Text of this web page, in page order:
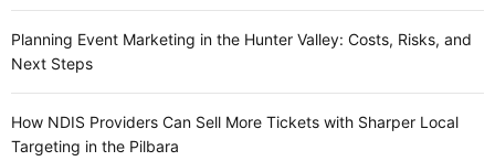
Planning Event Marketing in the Hunter Valley: Costs, Risks, and
Next Steps
How NDIS Providers Can Sell More Tickets with Sharper Local
Targeting in the Pilbara